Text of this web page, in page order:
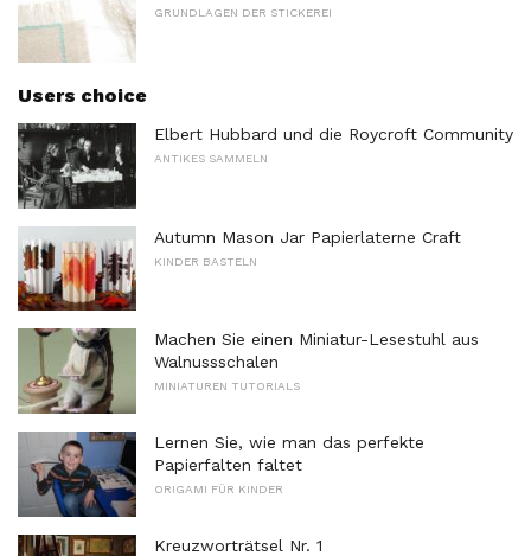
GRUNDLAGEN DER STICKEREI
Users choice
Elbert Hubbard und die Roycroft Community
ANTIKES SAMMELN
Autumn Mason Jar Papierlaterne Craft
KINDER BASTELN
Machen Sie einen Miniatur-Lesestuhl aus
Walnussschalen
MINIATUREN TUTORIALS
Lernen Sie, wie man das perfekte
Papierfalten faltet
ORIGAMI FÜR KINDER
Kreuzworträtsel Nr. 1